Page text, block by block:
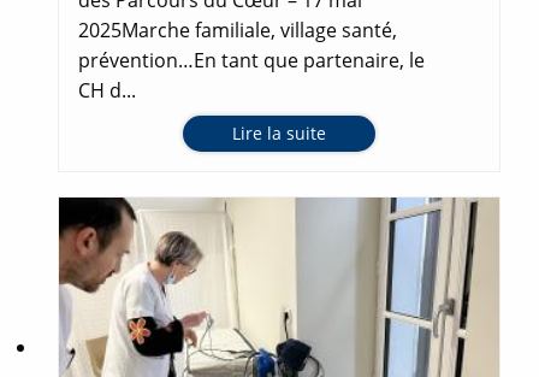
2025Marche familiale, village santé,
prévention…En tant que partenaire, le
CH d...
Lire la suite